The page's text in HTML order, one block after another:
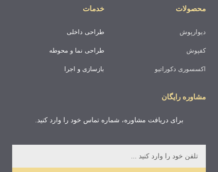
محصولات
دیوارپوش
کفپوش
اکسسوری دکوراتیو
خدمات
طراحی داخلی
طراحی نما و محوطه
بازسازی و اجرا
مشاوره رایگان
برای دریافت مشاوره، شماره تماس خود را وارد کنید.